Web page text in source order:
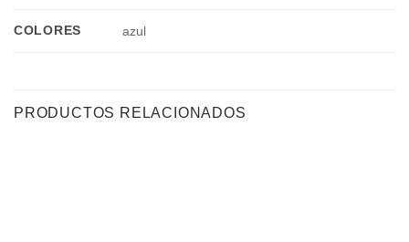
COLORES azul
PRODUCTOS RELACIONADOS